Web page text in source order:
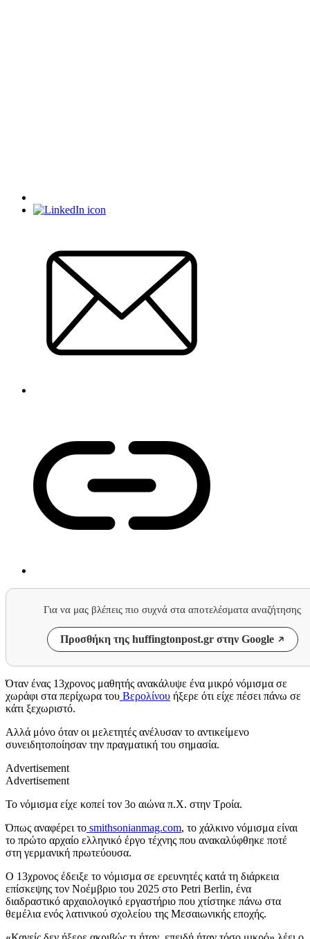
Για να μας βλέπεις πιο συχνά στα αποτελέσματα αναζήτησης
Προσθήκη της huffingtonpost.gr στην Google
Όταν ένας 13χρονος μαθητής ανακάλυψε ένα μικρό νόμισμα σε
χωράφι στα περίχωρα του Βερολίνου ήξερε ότι είχε πέσει πάνω σε
κάτι ξεχωριστό.
Αλλά μόνο όταν οι μελετητές ανέλυσαν το αντικείμενο
συνειδητοποίησαν την πραγματική του σημασία.
Advertisement
Advertisement
Το νόμισμα είχε κοπεί τον 3ο αιώνα π.Χ. στην Τροία.
Όπως αναφέρει το smithsonianmag.com, το χάλκινο νόμισμα είναι
το πρώτο αρχαίο ελληνικό έργο τέχνης που ανακαλύφθηκε ποτέ
στη γερμανική πρωτεύουσα.
Ο 13χρονος έδειξε το νόμισμα σε ερευνητές κατά τη διάρκεια
επίσκεψης τον Νοέμβριο του 2025 στο Petri Berlin, ένα
διαδραστικό αρχαιολογικό εργαστήριο που χτίστηκε πάνω στα
θεμέλια ενός λατινικού σχολείου της Μεσαιωνικής εποχής.